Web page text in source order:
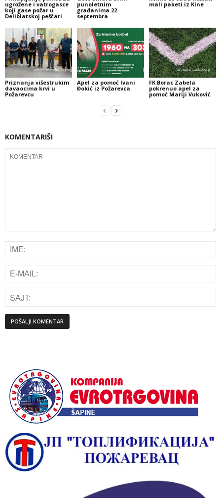
ugrožene i vatrogasce
koji gase požar u
Deliblatskoj peščari
punoletnim
građanima 22.
septembra
mali paketi iz Kine
Priznanja višestrukim
davaocima krvi u
Požarevcu
Apel za pomoć Ivani
Đokić iz Požarevca
FK Borac Zabela
pokrenuo apel za
pomoć Mariji Vuković
KOMENTARIŠI